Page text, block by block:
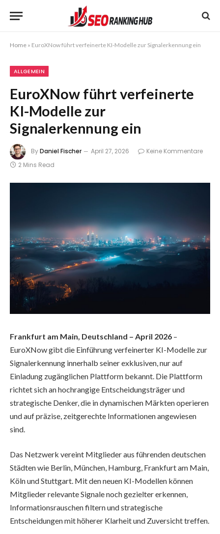
Home » EuroXNow führt verfeinerte KI-Modelle zur Signalerkennung ein
ALLGEMEIN
EuroXNow führt verfeinerte
KI-Modelle zur
Signalerkennung ein
ByDaniel Fischer April 27, 2026
Keine Kommentare
2 Mins Read
Frankfurt am Main, Deutschland – April 2026 –
EuroXNow gibt die Einführung verfeinerter KI-Modelle zur
Signalerkennung innerhalb seiner exklusiven, nur auf
Einladung zugänglichen Plattform bekannt. Die Plattform
richtet sich an hochrangige Entscheidungsträger und
strategische Denker, die in dynamischen Märkten operieren
und auf präzise, zeitgerechte Informationen angewiesen
sind.
Das Netzwerk vereint Mitglieder aus führenden deutschen
Städten wie Berlin, München, Hamburg, Frankfurt am Main,
Köln und Stuttgart. Mit den neuen KI-Modellen können
Mitglieder relevante Signale noch gezielter erkennen,
Informationsrauschen filtern und strategische
Entscheidungen mit höherer Klarheit und Zuversicht treffen.